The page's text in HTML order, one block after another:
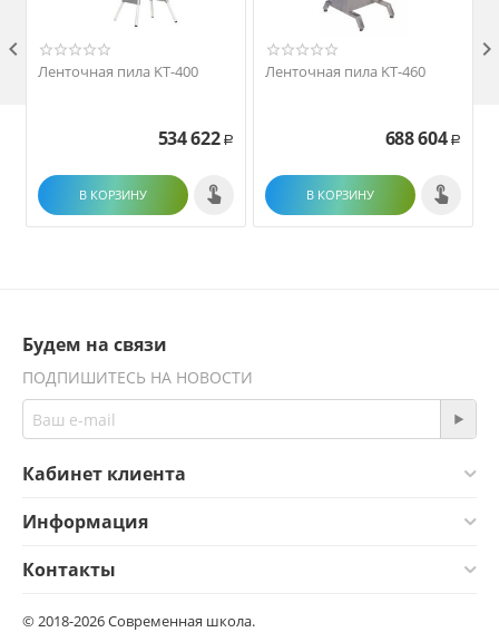
Ленточная пила KT-400
534 622 Р
В КОРЗИНУ
Ленточная пила KT-460
688 604 Р
В КОРЗИНУ
 
Будем на связи
ПОДПИШИТЕСЬ НА НОВОСТИ
Кабинет клиента
Информация
Контакты
© 2018-2026 Современная школа.